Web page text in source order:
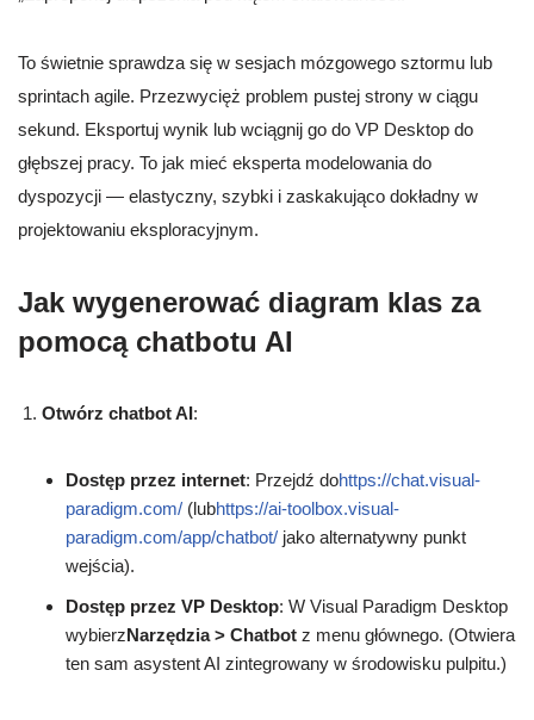
To świetnie sprawdza się w sesjach mózgowego sztormu lub
sprintach agile. Przezwycięż problem pustej strony w ciągu
sekund. Eksportuj wynik lub wciągnij go do VP Desktop do
głębszej pracy. To jak mieć eksperta modelowania do
dyspozycji — elastyczny, szybki i zaskakująco dokładny w
projektowaniu eksploracyjnym.
Jak wygenerować diagram klas za
pomocą chatbotu AI
Otwórz chatbot AI:
Dostęp przez internet: Przejdź dohttps://chat.visual-
paradigm.com/ (lubhttps://ai-toolbox.visual-
paradigm.com/app/chatbot/ jako alternatywny punkt
wejścia).
Dostęp przez VP Desktop: W Visual Paradigm Desktop
wybierzNarzędzia > Chatbot z menu głównego. (Otwiera
ten sam asystent AI zintegrowany w środowisku pulpitu.)